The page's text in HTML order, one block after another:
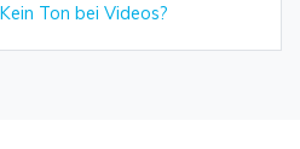
Ton bei Videos?